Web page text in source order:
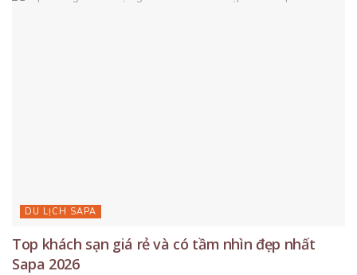
DU LỊCH SAPA
Top khách sạn giá rẻ và có tầm nhìn đẹp nhất
Sapa 2026